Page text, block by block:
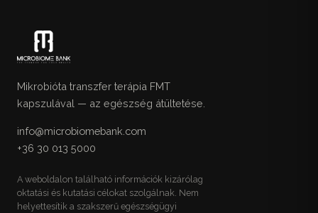
Mikrobióta transzfer terápia FMT
kapszulával — az egészség átültetése.
info@microbiomebank.com
+36 30 013 5000
A weboldalon található információk kizárólag
oktatási és kutatási célokat szolgálnak. Nem
helyettesítik a szakszerű egészségügyi